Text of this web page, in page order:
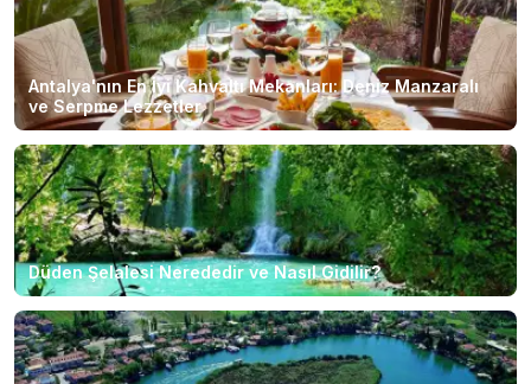
Antalya'nın En İyi Kahvaltı Mekanları: Deniz Manzaralı
ve Serpme Lezzetler
Düden Şelalesi Nerededir ve Nasıl Gidilir?